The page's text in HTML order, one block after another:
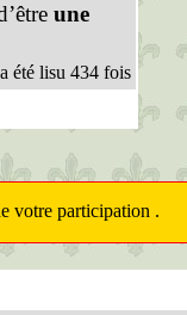
une
été lisu 434 fois
votre participation .